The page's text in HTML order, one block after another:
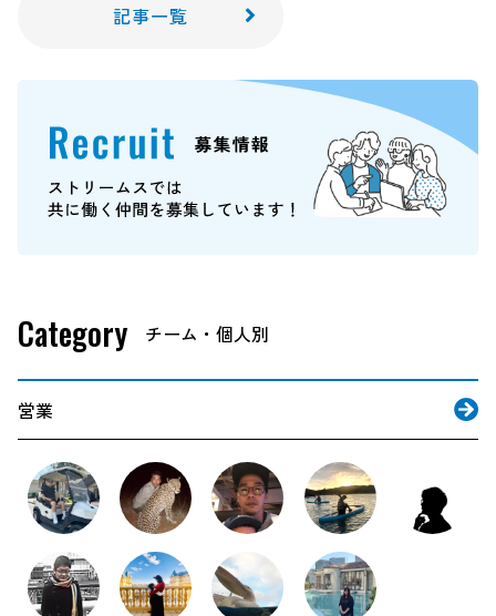
記事一覧
Category
営業